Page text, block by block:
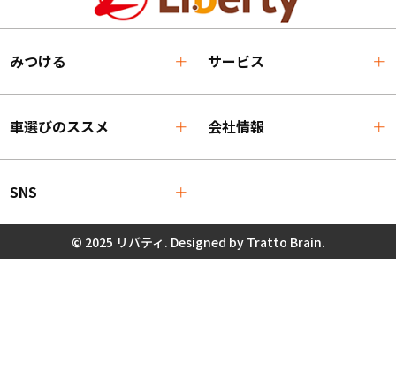
みつける サービス
車選びのススメ 会社情報
SNS
© 2025 リバティ. Designed by Tratto Brain.